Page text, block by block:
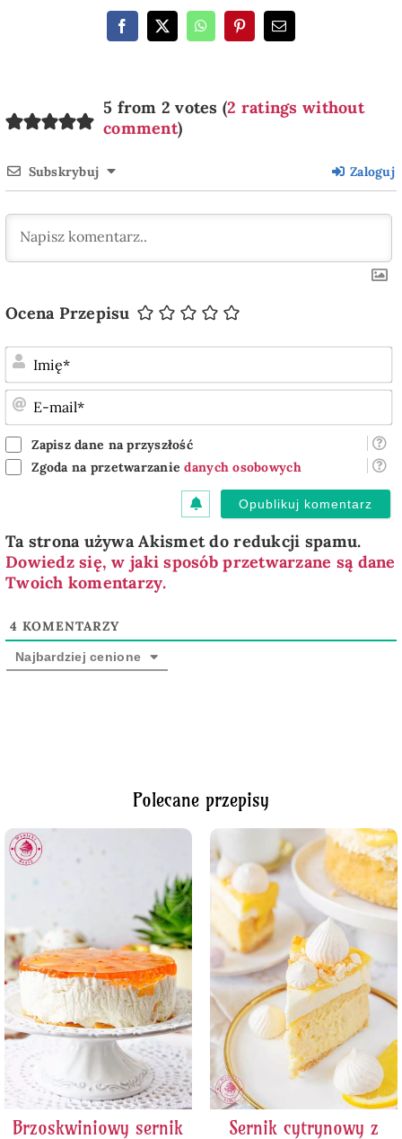
5 from 2 votes (2 ratings without
comment)
Subskrybuj Zaloguj
Ocena Przepisu
Zapisz dane na przyszłość
Zgoda na przetwarzaniedanych osobowych
Ta strona używa Akismet do redukcji spamu.
Dowiedz się, w jaki sposób przetwarzane są dane
Twoich komentarzy.
4 KOMENTARZY
Najbardziej cenione
Polecane przepisy
Brzoskwiniowy sernik
Sernik cytrynowy z